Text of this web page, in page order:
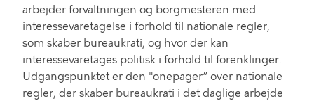
arbejder forvaltningen og borgmesteren med
interessevaretagelse i forhold til nationale regler,
som skaber bureaukrati, og hvor der kan
interessevaretages politisk i forhold til forenklinger.
Udgangspunktet er den "onepager” over nationale
regler, der skaber bureaukrati i det daglige arbejde